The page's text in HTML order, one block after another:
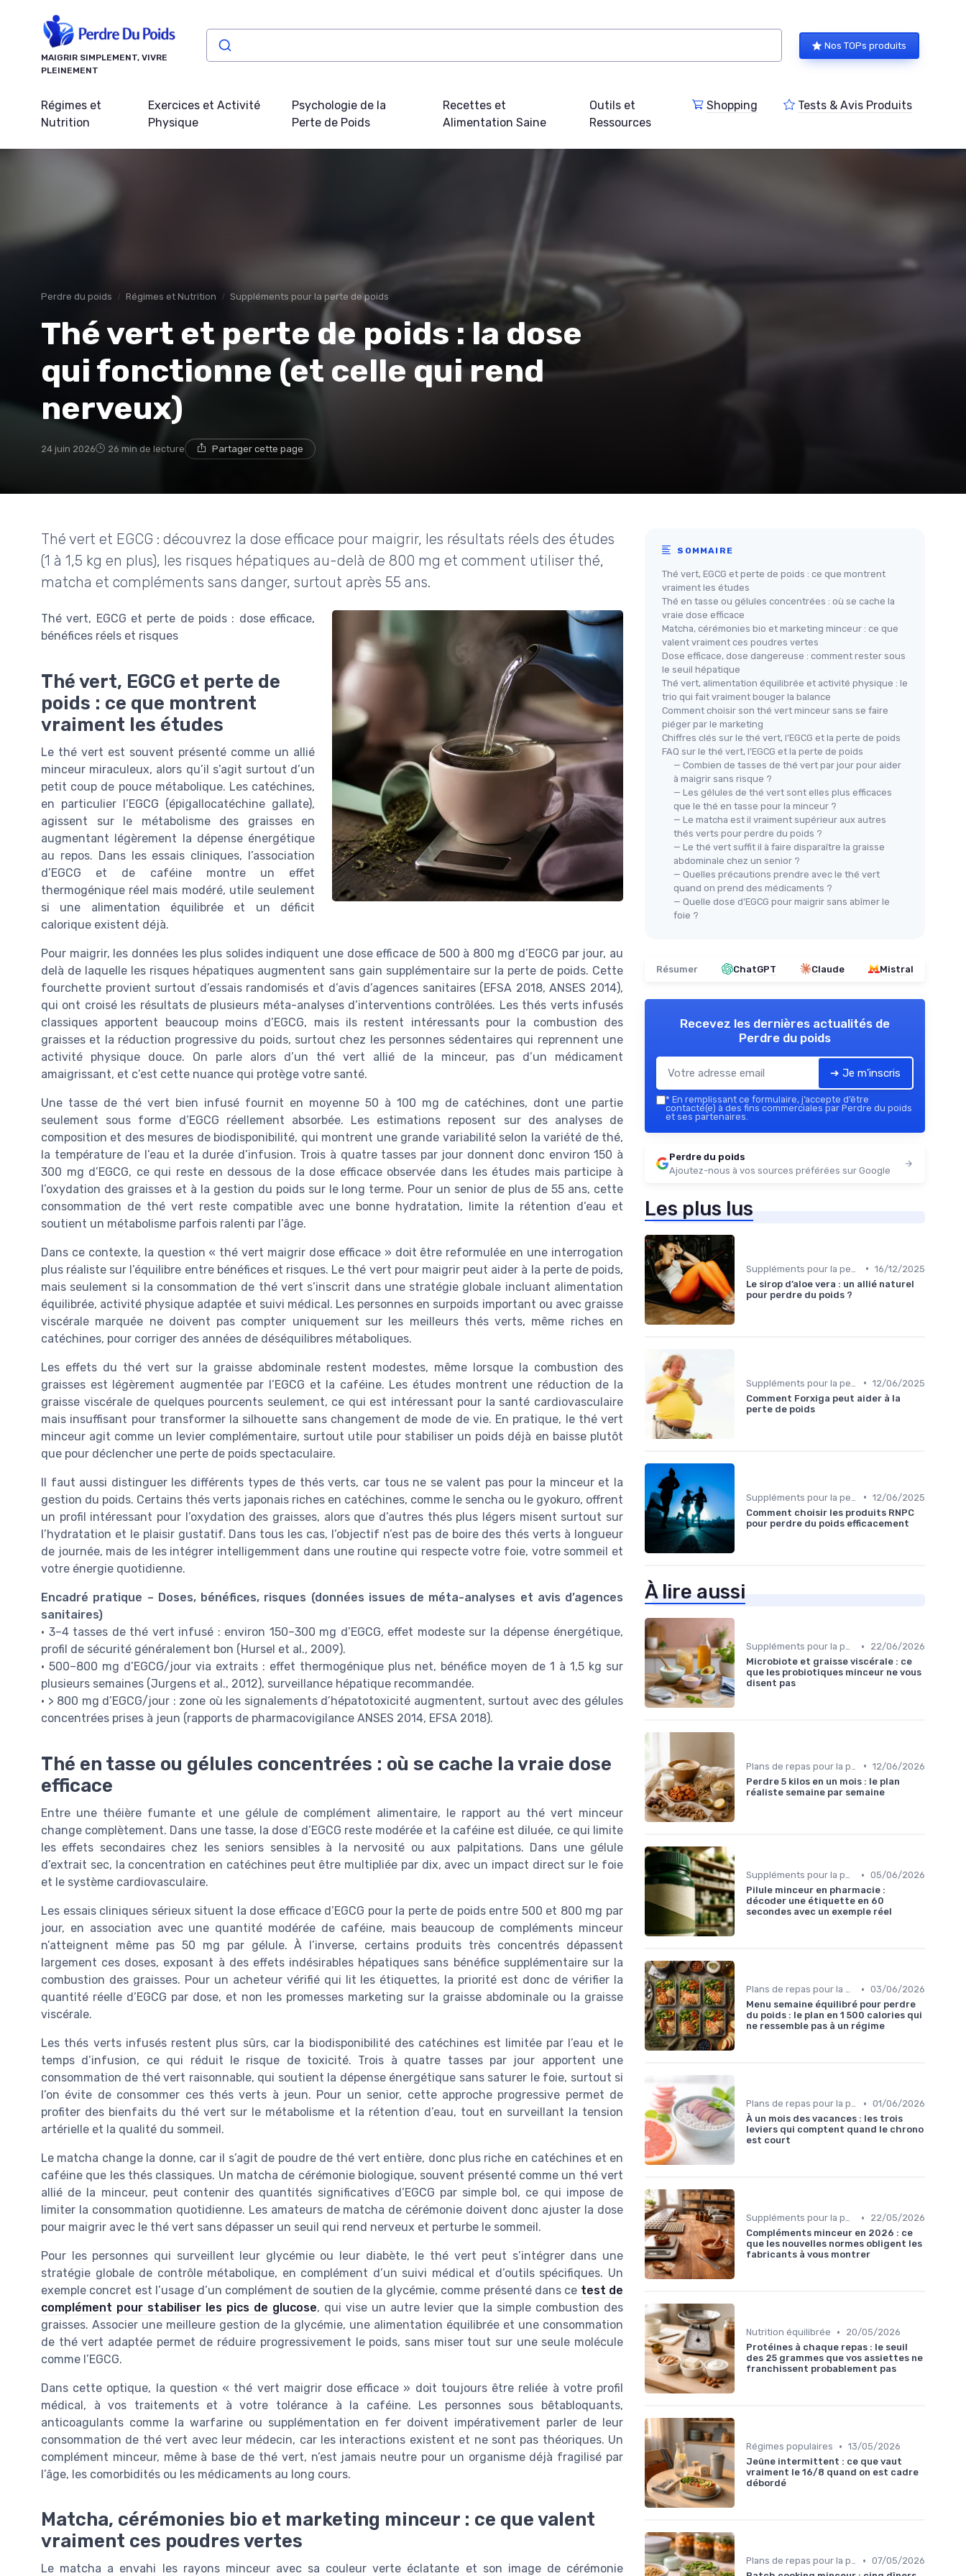
MAIGRIR SIMPLEMENT, VIVRE
PLEINEMENT
Nos TOPs produits
Régimes et
Nutrition
Exercices et Activité
Physique
Psychologie de la
Perte de Poids
Recettes et
Alimentation Saine
Outils et
Ressources
Shopping Tests & Avis Produits
Perdre du poids Régimes et Nutrition Suppléments pour la perte de poids
Thé vert et perte de poids : la dose
qui fonctionne (et celle qui rend
nerveux)
24 juin 2026 26 min de lecture Partager cette page
Thé vert et EGCG : découvrez la dose efficace pour maigrir, les résultats réels des études
(1 à 1,5 kg en plus), les risques hépatiques au-delà de 800 mg et comment utiliser thé,
matcha et compléments sans danger, surtout après 55 ans.
Thé vert, EGCG et perte de poids : dose efficace,
bénéfices réels et risques
Thé vert, EGCG et perte de
poids : ce que montrent
vraiment les études
Le thé vert est souvent présenté comme un allié
minceur miraculeux, alors qu’il s’agit surtout d’un
petit coup de pouce métabolique. Les catéchines,
en particulier l’EGCG (épigallocatéchine gallate),
agissent sur le métabolisme des graisses en
augmentant légèrement la dépense énergétique
au repos. Dans les essais cliniques, l’association
d’EGCG et de caféine montre un effet
thermogénique réel mais modéré, utile seulement
si une alimentation équilibrée et un déficit
calorique existent déjà.
Pour maigrir, les données les plus solides indiquent une dose efficace de 500 à 800 mg d’EGCG par jour, au
delà de laquelle les risques hépatiques augmentent sans gain supplémentaire sur la perte de poids. Cette
fourchette provient surtout d’essais randomisés et d’avis d’agences sanitaires (EFSA 2018, ANSES 2014),
qui ont croisé les résultats de plusieurs méta-analyses d’interventions contrôlées. Les thés verts infusés
classiques apportent beaucoup moins d’EGCG, mais ils restent intéressants pour la combustion des
graisses et la réduction progressive du poids, surtout chez les personnes sédentaires qui reprennent une
activité physique douce. On parle alors d’un thé vert allié de la minceur, pas d’un médicament
amaigrissant, et c’est cette nuance qui protège votre santé.
Une tasse de thé vert bien infusé fournit en moyenne 50 à 100 mg de catéchines, dont une partie
seulement sous forme d’EGCG réellement absorbée. Les estimations reposent sur des analyses de
composition et des mesures de biodisponibilité, qui montrent une grande variabilité selon la variété de thé,
la température de l’eau et la durée d’infusion. Trois à quatre tasses par jour donnent donc environ 150 à
300 mg d’EGCG, ce qui reste en dessous de la dose efficace observée dans les études mais participe à
l’oxydation des graisses et à la gestion du poids sur le long terme. Pour un senior de plus de 55 ans, cette
consommation de thé vert reste compatible avec une bonne hydratation, limite la rétention d’eau et
soutient un métabolisme parfois ralenti par l’âge.
Dans ce contexte, la question « thé vert maigrir dose efficace » doit être reformulée en une interrogation
plus réaliste sur l’équilibre entre bénéfices et risques. Le thé vert pour maigrir peut aider à la perte de poids,
mais seulement si la consommation de thé vert s’inscrit dans une stratégie globale incluant alimentation
équilibrée, activité physique adaptée et suivi médical. Les personnes en surpoids important ou avec graisse
viscérale marquée ne doivent pas compter uniquement sur les meilleurs thés verts, même riches en
catéchines, pour corriger des années de déséquilibres métaboliques.
Les effets du thé vert sur la graisse abdominale restent modestes, même lorsque la combustion des
graisses est légèrement augmentée par l’EGCG et la caféine. Les études montrent une réduction de la
graisse viscérale de quelques pourcents seulement, ce qui est intéressant pour la santé cardiovasculaire
mais insuffisant pour transformer la silhouette sans changement de mode de vie. En pratique, le thé vert
minceur agit comme un levier complémentaire, surtout utile pour stabiliser un poids déjà en baisse plutôt
que pour déclencher une perte de poids spectaculaire.
Il faut aussi distinguer les différents types de thés verts, car tous ne se valent pas pour la minceur et la
gestion du poids. Certains thés verts japonais riches en catéchines, comme le sencha ou le gyokuro, offrent
un profil intéressant pour l’oxydation des graisses, alors que d’autres thés plus légers misent surtout sur
l’hydratation et le plaisir gustatif. Dans tous les cas, l’objectif n’est pas de boire des thés verts à longueur
de journée, mais de les intégrer intelligemment dans une routine qui respecte votre foie, votre sommeil et
votre énergie quotidienne.
Encadré pratique – Doses, bénéfices, risques (données issues de méta-analyses et avis d’agences
sanitaires)
• 3–4 tasses de thé vert infusé : environ 150–300 mg d’EGCG, effet modeste sur la dépense énergétique,
profil de sécurité généralement bon (Hursel et al., 2009).
• 500–800 mg d’EGCG/jour via extraits : effet thermogénique plus net, bénéfice moyen de 1 à 1,5 kg sur
plusieurs semaines (Jurgens et al., 2012), surveillance hépatique recommandée.
• > 800 mg d’EGCG/jour : zone où les signalements d’hépatotoxicité augmentent, surtout avec des gélules
concentrées prises à jeun (rapports de pharmacovigilance ANSES 2014, EFSA 2018).
Thé en tasse ou gélules concentrées : où se cache la vraie dose
efficace
Entre une théière fumante et une gélule de complément alimentaire, le rapport au thé vert minceur
change complètement. Dans une tasse, la dose d’EGCG reste modérée et la caféine est diluée, ce qui limite
les effets secondaires chez les seniors sensibles à la nervosité ou aux palpitations. Dans une gélule
d’extrait sec, la concentration en catéchines peut être multipliée par dix, avec un impact direct sur le foie
et le système cardiovasculaire.
Les essais cliniques sérieux situent la dose efficace d’EGCG pour la perte de poids entre 500 et 800 mg par
jour, en association avec une quantité modérée de caféine, mais beaucoup de compléments minceur
n’atteignent même pas 50 mg par gélule. À l’inverse, certains produits très concentrés dépassent
largement ces doses, exposant à des effets indésirables hépatiques sans bénéfice supplémentaire sur la
combustion des graisses. Pour un acheteur vérifié qui lit les étiquettes, la priorité est donc de vérifier la
quantité réelle d’EGCG par dose, et non les promesses marketing sur la graisse abdominale ou la graisse
viscérale.
Les thés verts infusés restent plus sûrs, car la biodisponibilité des catéchines est limitée par l’eau et le
temps d’infusion, ce qui réduit le risque de toxicité. Trois à quatre tasses par jour apportent une
consommation de thé vert raisonnable, qui soutient la dépense énergétique sans saturer le foie, surtout si
l’on évite de consommer ces thés verts à jeun. Pour un senior, cette approche progressive permet de
profiter des bienfaits du thé vert sur le métabolisme et la rétention d’eau, tout en surveillant la tension
artérielle et la qualité du sommeil.
Le matcha change la donne, car il s’agit de poudre de thé vert entière, donc plus riche en catéchines et en
caféine que les thés classiques. Un matcha de cérémonie biologique, souvent présenté comme un thé vert
allié de la minceur, peut contenir des quantités significatives d’EGCG par simple bol, ce qui impose de
limiter la consommation quotidienne. Les amateurs de matcha de cérémonie doivent donc ajuster la dose
pour maigrir avec le thé vert sans dépasser un seuil qui rend nerveux et perturbe le sommeil.
Pour les personnes qui surveillent leur glycémie ou leur diabète, le thé vert peut s’intégrer dans une
stratégie globale de contrôle métabolique, en complément d’un suivi médical et d’outils spécifiques. Un
exemple concret est l’usage d’un complément de soutien de la glycémie, comme présenté dans ce test de
complément pour stabiliser les pics de glucose, qui vise un autre levier que la simple combustion des
graisses. Associer une meilleure gestion de la glycémie, une alimentation équilibrée et une consommation
de thé vert adaptée permet de réduire progressivement le poids, sans miser tout sur une seule molécule
comme l’EGCG.
Dans cette optique, la question « thé vert maigrir dose efficace » doit toujours être reliée à votre profil
médical, à vos traitements et à votre tolérance à la caféine. Les personnes sous bêtabloquants,
anticoagulants comme la warfarine ou supplémentation en fer doivent impérativement parler de leur
consommation de thé vert avec leur médecin, car les interactions existent et ne sont pas théoriques. Un
complément minceur, même à base de thé vert, n’est jamais neutre pour un organisme déjà fragilisé par
l’âge, les comorbidités ou les médicaments au long cours.
Matcha, cérémonies bio et marketing minceur : ce que valent
vraiment ces poudres vertes
Le matcha a envahi les rayons minceur avec sa couleur verte éclatante et son image de cérémonie
SOMMAIRE
Thé vert, EGCG et perte de poids : ce que montrent
vraiment les études
Thé en tasse ou gélules concentrées : où se cache la
vraie dose efficace
Matcha, cérémonies bio et marketing minceur : ce que
valent vraiment ces poudres vertes
Dose efficace, dose dangereuse : comment rester sous
le seuil hépatique
Thé vert, alimentation équilibrée et activité physique : le
trio qui fait vraiment bouger la balance
Comment choisir son thé vert minceur sans se faire
piéger par le marketing
Chiffres clés sur le thé vert, l’EGCG et la perte de poids
FAQ sur le thé vert, l’EGCG et la perte de poids
— Combien de tasses de thé vert par jour pour aider
à maigrir sans risque ?
— Les gélules de thé vert sont elles plus efficaces
que le thé en tasse pour la minceur ?
— Le matcha est il vraiment supérieur aux autres
thés verts pour perdre du poids ?
— Le thé vert suffit il à faire disparaître la graisse
abdominale chez un senior ?
— Quelles précautions prendre avec le thé vert
quand on prend des médicaments ?
— Quelle dose d’EGCG pour maigrir sans abîmer le
foie ?
Résumer ChatGPT Claude Mistral
Recevez les dernières actualités de
Perdre du poids
➔ Je m'inscris
* En remplissant ce formulaire, j’accepte d’être
contacté(e) à des fins commerciales par Perdre du poids
et ses partenaires.
Perdre du poids
Ajoutez-nous à vos sources préférées sur Google
Les plus lus
• 16/12/2025
Le sirop d’aloe vera : un allié naturel
pour perdre du poids ?
• 12/06/2025
Comment Forxiga peut aider à la
perte de poids
• 12/06/2025
Comment choisir les produits RNPC
pour perdre du poids efficacement
À lire aussi
Suppléments pour la perte de poids •
22/06/2026
Microbiote et graisse viscérale : ce
que les probiotiques minceur ne vous
disent pas
• 12/06/2026
Perdre 5 kilos en un mois : le plan
réaliste semaine par semaine
Suppléments pour la perte de poids • 05/06/2026
Pilule minceur en pharmacie :
décoder une étiquette en 60
secondes avec un exemple réel
Plans de repas pour la perte de poids • 03/06/2026
Menu semaine équilibré pour perdre
du poids : le plan en 1 500 calories qui
ne ressemble pas à un régime
Plans de repas pour la perte de poids • 01/06/2026
À un mois des vacances : les trois
leviers qui comptent quand le chrono
est court
Suppléments pour la perte de poids •
22/05/2026
Compléments minceur en 2026 : ce
que les nouvelles normes obligent les
fabricants à vous montrer
Nutrition équilibrée •
20/05/2026
Protéines à chaque repas : le seuil
des 25 grammes que vos assiettes ne
franchissent probablement pas
Régimes populaires • 13/05/2026
Jeûne intermittent : ce que vaut
vraiment le 16/8 quand on est cadre
débordé
Plans de repas pour la perte de poids • 07/05/2026